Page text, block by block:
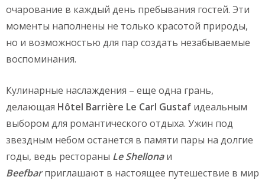
очарование в каждый день пребывания гостей. Эти
моменты наполнены не только красотой природы,
но и возможностью для пар создать незабываемые
воспоминания.
Кулинарные наслаждения – еще одна грань,
делающая Hôtel Barrière Le Carl Gustaf идеальным
выбором для романтического отдыха. Ужин под
звездным небом останется в памяти пары на долгие
годы, ведь рестораны Le Shellona и
Beefbarприглашают в настоящее путешествие в мир